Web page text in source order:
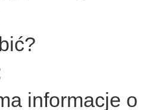
informacje